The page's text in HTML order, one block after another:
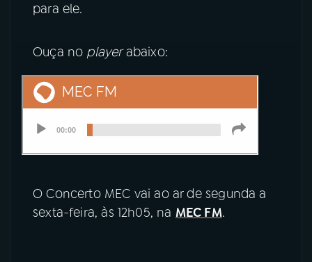
para ele.
Ouça no playerabaixo:
O Concerto MEC vai ao ar de segunda a
sexta-feira, às 12h05, na MEC FM.